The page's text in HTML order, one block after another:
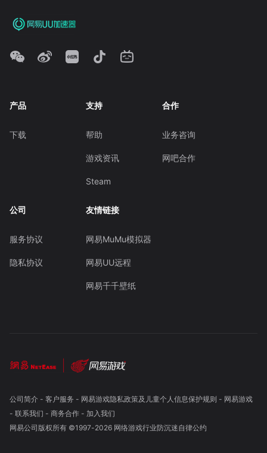
产品
下载
支持
帮助
游戏资讯
Steam
合作
业务咨询
网吧合作
公司
服务协议
隐私协议
友情链接
网易MuMu模拟器
网易UU远程
网易千千壁纸
公司简介- 客户服务 - 网易游戏隐私政策及儿童个人信息保护规则 - 网易游戏
- 联系我们 - 商务合作- 加入我们
网易公司版权所有 ©1997-2026 网络游戏行业防沉迷自律公约